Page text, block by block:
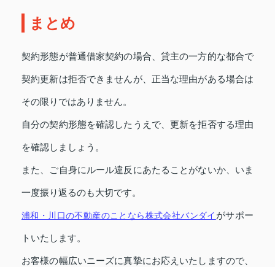
まとめ
契約形態が普通借家契約の場合、貸主の一方的な都合で
契約更新は拒否できませんが、正当な理由がある場合は
その限りではありません。
自分の契約形態を確認したうえで、更新を拒否する理由
を確認しましょう。
また、ご自身にルール違反にあたることがないか、いま
一度振り返るのも大切です。
浦和・川口の不動産のことなら株式会社バンダイ がサポー
トいたします。
お客様の幅広いニーズに真摯にお応えいたしますので、